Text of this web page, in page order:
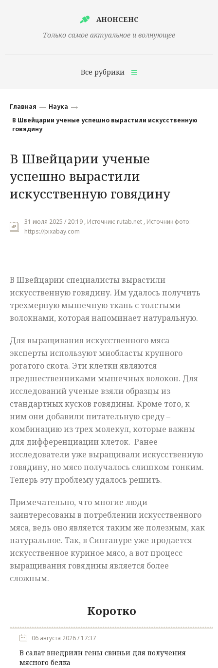
АНОНСЕНС
Только самое актуальное и волнующее
Все рубрики
Финансы
Наука
Культура
Общество
Мнения
Главная
Наука
В Швейцарии ученые успешно вырастили искусственную
говядину
В Швейцарии ученые
успешно вырастили
искусственную говядину
31 июля 2025 / 20:19 , Источник: rutab.net , Источник фото:
https://pixabay.com
В Швейцарии специалисты вырастили
искусственную говядину. Им удалось получить
трехмерную мышечную ткань с толстыми
волокнами, которая напоминает натуральную.
Для выращивания искусственного мяса
эксперты используют миобласты крупного
рогатого скота. Эти клетки являются
предшественниками мышечных волокон. Для
исследований ученые взяли образцы из
стандартных кусков говядины. Кроме того, к
ним они добавили питательную среду –
комбинацию из трех молекул, которые важны
для дифференциации клеток. Ранее
исследователи уже выращивали искусственную
говядину, но мясо получалось слишком тонким.
Теперь эту проблему удалось решить.
Примечательно, что многие люди
заинтересованы в потреблении искусственного
мяса, ведь оно является таким же полезным, как
натуральное. Так, в Сингапуре уже продается
искусственное куриное мясо, а вот процесс
выращивания говядины является более
сложным.
Коротко
06 августа 2026 / 17:37
В салат внедрили гены свиньи для получения
мясного белка